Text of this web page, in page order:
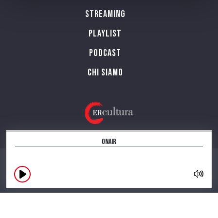
OnAir
Streaming
Playlist
PODCAST
Chi siamo